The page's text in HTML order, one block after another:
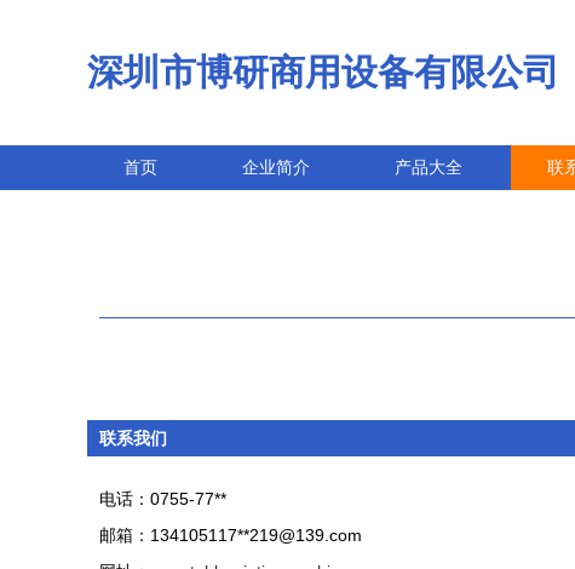
深圳市博研商用设备有限公司
首页 企业简介 产品大全 联
联系我们
电话：0755-77**
邮箱：134105117**219@139.com